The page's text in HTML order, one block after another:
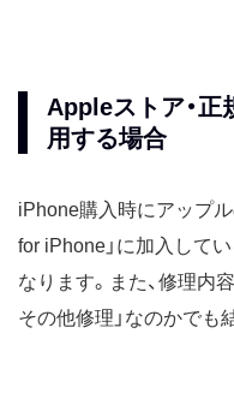
Appleストア・正
用する場合
iPhone購入時にアップ
for iPhone」に加入して
なります。また、修理内
その他修理」なのかでも